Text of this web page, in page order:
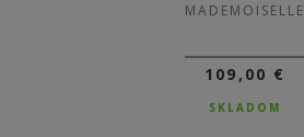
MADEMOISELLE
109,00 €
SKLADOM